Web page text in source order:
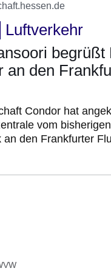
Luftverkehr
begrüßt
an den
Condor hat
vom
an den Frankfurter